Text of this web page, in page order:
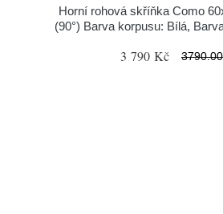
Horní rohová skříňka Como
(90°) Barva korpusu: Bílá,
3 790 Kč